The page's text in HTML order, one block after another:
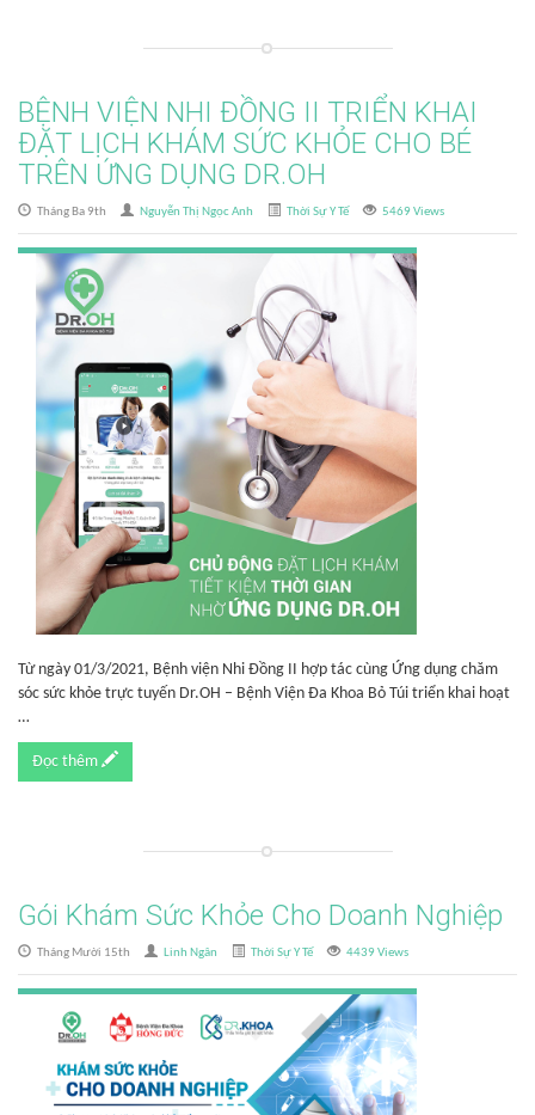
BỆNH VIỆN NHI ĐỒNG II TRIỂN KHAI
ĐẶT LỊCH KHÁM SỨC KHỎE CHO BÉ
TRÊN ỨNG DỤNG DR.OH
Tháng Ba 9th Nguyễn Thị Ngọc Anh Thời Sự Y Tế 5469 Views
Từ ngày 01/3/2021, Bệnh viện Nhi Đồng II hợp tác cùng Ứng dụng chăm
sóc sức khỏe trực tuyến Dr.OH – Bệnh Viện Đa Khoa Bỏ Túi triển khai hoạt
…
Đọc thêm
Gói Khám Sức Khỏe Cho Doanh Nghiệp
Tháng Mười 15th Linh Ngân Thời Sự Y Tế 4439 Views